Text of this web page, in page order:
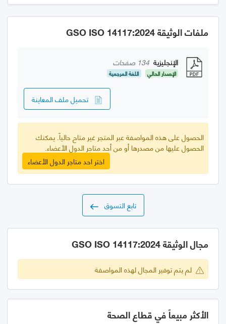
ملفات الوثيقة GSO ISO 14117:2024
الإنجليزية 134 صفحات
الإصدار الحالي اللغة المرجعية
تحميل ملف المعاينة
الحصول على هذه المواصفة عبر المتجر غير متاح حالياً. يمكنك
الحصول عليها من مصدرها أو من أحد متاجر الدول الأعضاء.
اختر احد متاجر الدول الأعضاء
تابع التسوق
مجال الوثيقة GSO ISO 14117:2024
لم يتم توفير المجال لهذه المواصفة
الأكثر مبيعاً في قطاع الصحة